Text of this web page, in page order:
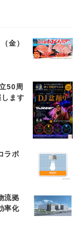
金）
50周
ます
ラボ
流拠
率化